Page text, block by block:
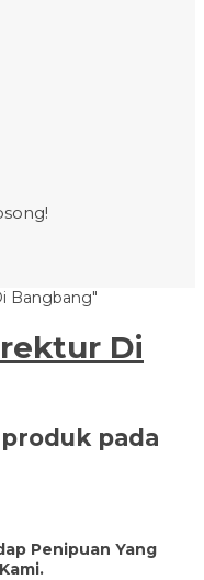
Bangbang"
Di
pada
Penipuan Yang